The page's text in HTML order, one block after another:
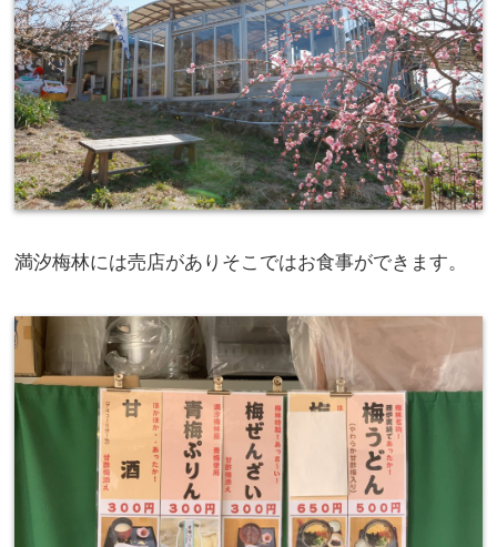
満汐梅林には売店がありそこではお食事ができます。